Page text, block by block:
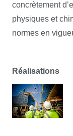
concrètement
physiques et
normes en
Réalisations